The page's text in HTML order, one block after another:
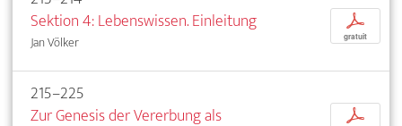
Sektion 4: Lebenswissen. Einleitung
Jan Völker
p
gratuit
215–225
Zur Genesis der Vererbung als
p